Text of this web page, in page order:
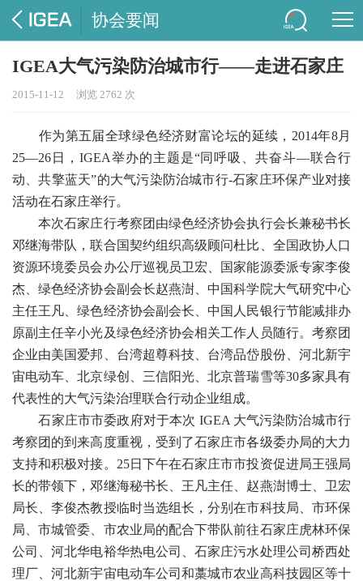
协会要闻
IGEA大气污染防治城市行——走进石家庄
2015-11-12 浏览 2762 次
作为第五届全球绿色经济财富论坛的延续，2014年8月
25—26日，IGEA举办的主题是“同呼吸、共奋斗—联合行
动、共擎蓝天”的大气污染防治城市行-石家庄环保产业对接
活动在石家庄举行。
本次石家庄行考察团由绿色经济协会执行会长兼秘书长
邓继海带队，联合国契约组织高级顾问杜比、全国政协人口
资源环境委员会办公厅巡视员卫宏、国家能源委派专家李俊
杰、绿色经济协会副会长赵燕澍、中国科学院大气研究中心
主任王凡、绿色经济协会副会长、中国人民银行节能减排办
原副主任辛小光及绿色经济协会相关工作人员随行。考察团
企业由美国爱邦、台湾超尊科技、台湾品岱股份、河北新宇
宙电动车、北京绿创、三信阳光、北京普瑞雪等30多家具有
代表性的大气污染治理联合行动企业组成。
石家庄市市委政府对于本次 IGEA 大气污染防治城市行
考察团的到来高度重视，受到了石家庄市各级委办局的大力
支持和积极对接。25日下午在石家庄市市投资促进局王强局
长的带领下，邓继海秘书长、王凡主任、赵燕澍博士、卫宏
局长、李俊杰教授临时当选组长，分别在市科技局、市环保
局、市城管委、市农业局的配合下带队前往石家庄虎林环保
公司、河北华电裕华热电公司、石家庄污水处理公司桥西处
理厂、河北新宇宙电动车公司和藁城市农业高科技园区等十